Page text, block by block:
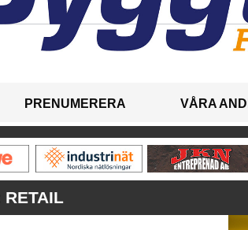
PRENUMERERA VÅRA
RETAIL